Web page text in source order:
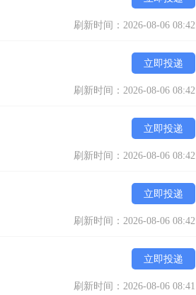
刷新时间：2026-08-06 08:42
立即投递
刷新时间：2026-08-06 08:42
立即投递
刷新时间：2026-08-06 08:42
立即投递
刷新时间：2026-08-06 08:42
立即投递
刷新时间：2026-08-06 08:41